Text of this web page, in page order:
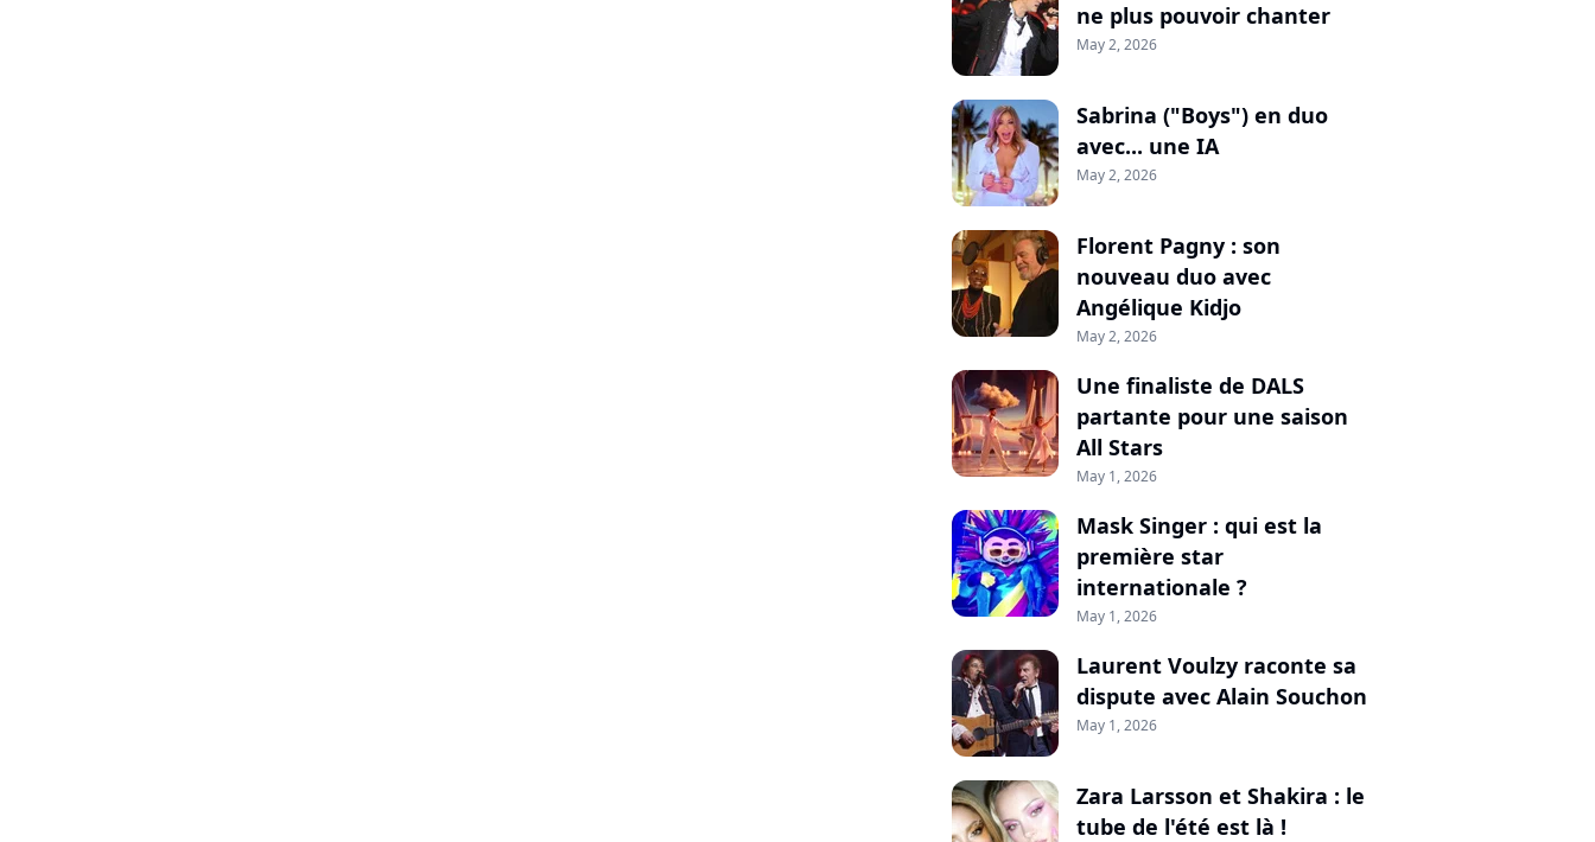
ne plus pouvoir chanter
May 2, 2026
Sabrina ("Boys") en duo
avec... une IA
May 2, 2026
Florent Pagny : son
nouveau duo avec
Angélique Kidjo
May 2, 2026
Une finaliste de DALS
partante pour une saison
All Stars
May 1, 2026
Mask Singer : qui est la
première star
internationale ?
May 1, 2026
Laurent Voulzy raconte sa
dispute avec Alain Souchon
May 1, 2026
Zara Larsson et Shakira : le
tube de l'été est là !